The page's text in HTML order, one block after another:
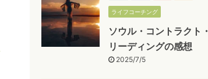
ライフコーチング
ソウル・コントラクト・
リーディングの感想
2025/7/5